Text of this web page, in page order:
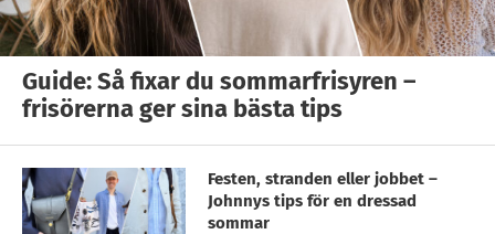
Guide: Så fixar du sommarfrisyren –
frisörerna ger sina bästa tips
Festen, stranden eller jobbet –
Johnnys tips för en dressad
sommar